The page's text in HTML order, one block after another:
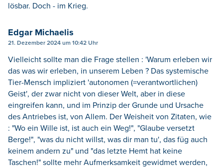
lösbar. Doch - im Krieg.
Edgar Michaelis
21. Dezember 2024 um 10:42 Uhr
Vielleicht sollte man die Frage stellen : 'Warum erleben wir
das was wir erleben, in unserem Leben ? Das systemische
Tier-Mensch impliziert 'autonomen (=verantwortlichen)
Geist', der zwar nicht von dieser Welt, aber in diese
eingreifen kann, und im Prinzip der Grunde und Ursache
des Antriebes ist, von Allem. Der Weisheit von Zitaten, wie
: "Wo ein Wille ist, ist auch ein Weg!", "Glaube versetzt
Berge!", "was du nicht willst, was dir man tu', das füg auch
keinem andern zu" und "das letzte Hemt hat keine
Taschen!" sollte mehr Aufmerksamkeit gewidmet werden,